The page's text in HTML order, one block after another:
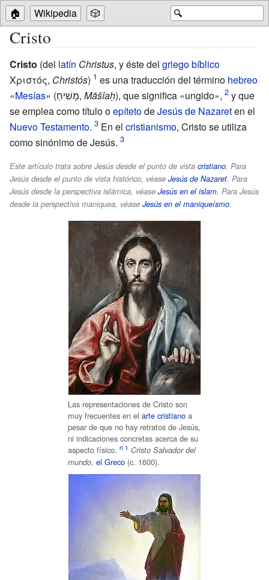
🔍
🏠 Wikipedia 🎲
Cristo
Cristo (del latín Christus, y éste del griego bíblico
Χριστός, Christós) es una traducción del término hebreo
«Mesías » (מָשִׁיחַ, Māšîaḥ), que significa «ungido»,
y que
se emplea como título oepítetodeJesús de Nazareten el
Nuevo Testamento. En elcristianismo, Cristo se utiliza
como sinónimo de Jesús.
Este artículo trata sobre Jesús desde el punto de vista cristiano. Para
Jesús desde el punto de vista histórico, véase Jesús de Nazaret. Para
Jesús desde la perspectiva islámica, véase Jesús en el islam. Para Jesús
desde la perspectiva maniquea, véase Jesús en el maniqueísmo.
Las representaciones de Cristo son
muy frecuentes en el arte cristiano a
pesar de que no hay retratos de Jesús,
ni indicaciones concretas acerca de su
aspecto físico.
Cristo Salvador del
mundo, el Greco (c. 1600).